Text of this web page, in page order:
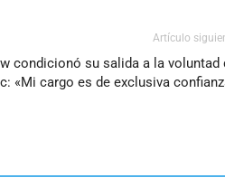
Artículo
condicionó su salida a la voluntad
«Mi cargo es de exclusiva